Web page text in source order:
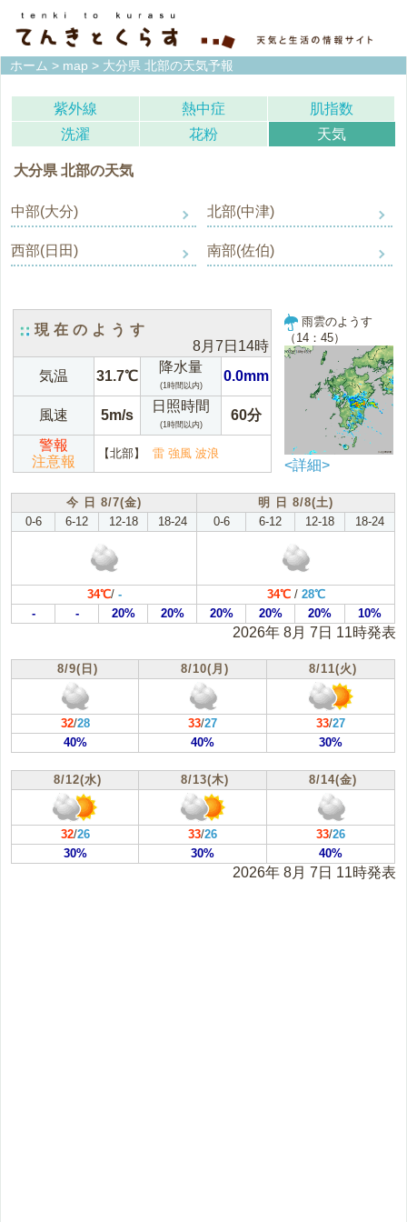
ホーム > map > 大分県 北部の天気予報
紫外線 熱中症
肌指数
洗濯
花粉 天気
大分県 北部の天気
中部(大分) 北部(中津)
西部(日田) 南部(佐伯)
現在のようす
8月7日14時
気温
31.7℃
降水量
(1時間以内)
0.0mm
風速 5m/s
日照時間
(1時間以内)
60分
警報
注意報
【北部】 雷 強風 波浪
雨雲のようす
（14：45）
<詳細>
今 日 8/7(金)
明 日 8/8(土)
0-6
6-12 12-18 18-24 0-6 6-12 12-18 18-24
34℃/ - 34℃/ 28℃
-
- 20% 20% 20% 20% 20% 10%
2026年 8月 7日 11時発表
8/9(日) 8/10(月) 8/11(火)
32/28 33/27 33/27
40%
40% 30%
8/12(水) 8/13(木) 8/14(金)
32/26 33/26 33/26
30%
30% 40%
2026年 8月 7日 11時発表